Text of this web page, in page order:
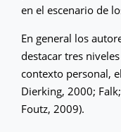
en el escenario de
En general los
destacar tres
contexto personal,
Dierking, 2000;
Foutz, 2009).